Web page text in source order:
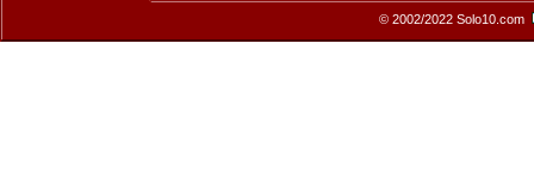
© 2002/2022 Solo10.com